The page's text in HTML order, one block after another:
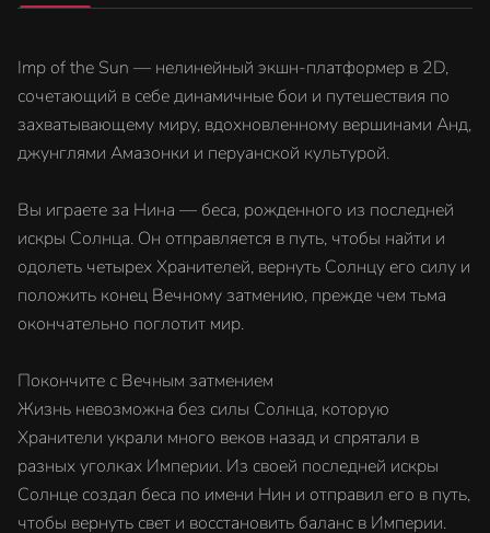
Imp of the Sun — нелинейный экшн-платформер в 2D,
сочетающий в себе динамичные бои и путешествия по
захватывающему миру, вдохновленному вершинами Анд,
джунглями Амазонки и перуанской культурой.
Вы играете за Нина — беса, рожденного из последней
искры Солнца. Он отправляется в путь, чтобы найти и
одолеть четырех Хранителей, вернуть Солнцу его силу и
положить конец Вечному затмению, прежде чем тьма
окончательно поглотит мир.
Покончите с Вечным затмением
Жизнь невозможна без силы Солнца, которую
Хранители украли много веков назад и спрятали в
разных уголках Империи. Из своей последней искры
Солнце создал беса по имени Нин и отправил его в путь,
чтобы вернуть свет и восстановить баланс в Империи.